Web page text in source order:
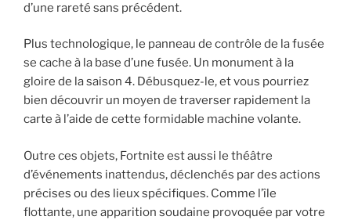
d’une rareté sans précédent.
Plus technologique, le panneau de contrôle de la fusée
se cache à la base d’une fusée. Un monument à la
gloire de la saison 4. Débusquez-le, et vous pourriez
bien découvrir un moyen de traverser rapidement la
carte à l’aide de cette formidable machine volante.
Outre ces objets, Fortnite est aussi le théâtre
d’événements inattendus, déclenchés par des actions
précises ou des lieux spécifiques. Comme l’île
flottante, une apparition soudaine provoquée par votre